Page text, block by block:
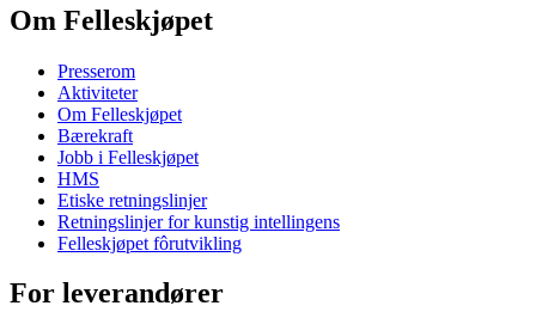
Om Felleskjøpet
Presserom
Aktiviteter
Om Felleskjøpet
Bærekraft
Jobb i Felleskjøpet
HMS
Etiske retningslinjer
Retningslinjer for kunstig intellingens
Felleskjøpet fôrutvikling
For leverandører